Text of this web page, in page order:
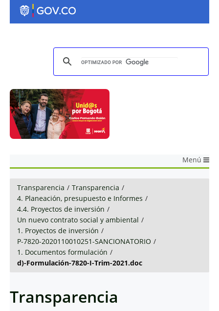
Menú
Transparencia / Transparencia /
4. Planeación, presupuesto e Informes /
4.4. Proyectos de inversión /
Un nuevo contrato social y ambiental /
1. Proyectos de inversión /
P-7820-2020110010251-SANCIONATORIO /
1. Documentos formulación /
d)-Formulación-7820-I-Trim-2021.doc
Transparencia